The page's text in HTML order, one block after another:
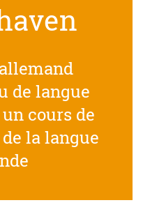
de langue
cours de
la langue